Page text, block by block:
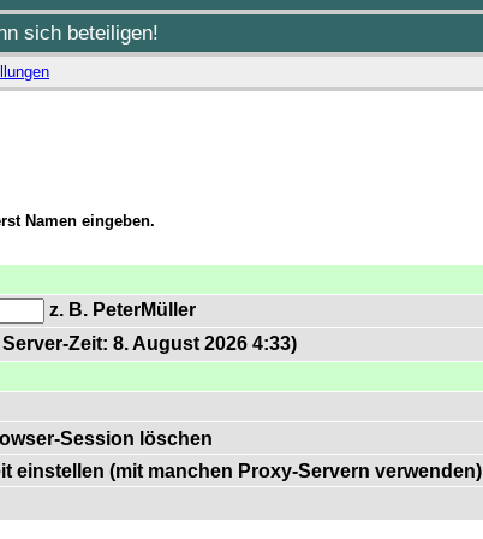
sich beteiligen!
Namen eingeben.
z. B. PeterMüller
Zeit: 8. August 2026 4:33)
Session löschen
einstellen (mit manchen Proxy-Servern verwenden)